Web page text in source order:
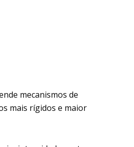
mecanismos de
mais rígidos e maior